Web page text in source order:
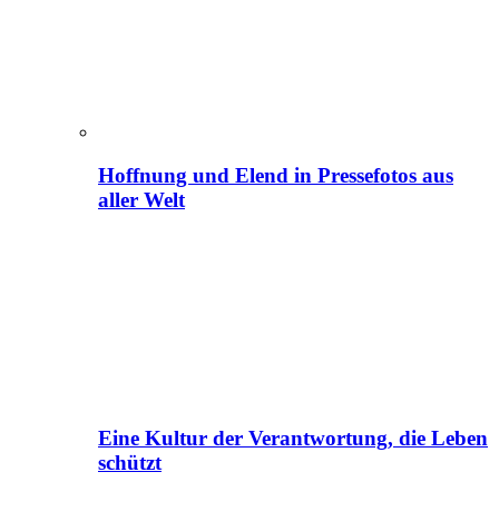
Hoffnung und Elend in Pressefotos aus
aller Welt
Eine Kultur der Verantwortung, die Leben
schützt